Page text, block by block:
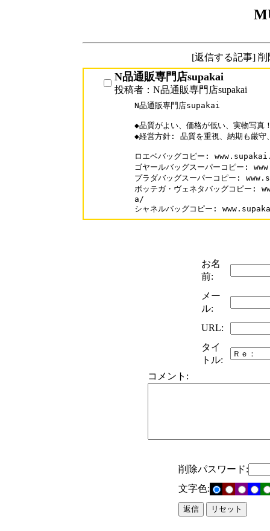
[返信する記事]
N品通販専門店supakai
投稿者：N品通販専門店supakai
N品通販専門店supakai
◆品質がよい、価格が低い、実物写真
◆経営方針: 品質を重視、納期も厳守
ロエベバッグコピー:
ゴヤールバッグスーパーコピー:
プラダバッグスーパーコピー:
ボッテガ・ヴェネタバッグコピ
a/
シャネルバッグコピー:
お名
前:
メー
ル:
URL:
タイ
トル:
コメント:
削除パスワード:
文字色: